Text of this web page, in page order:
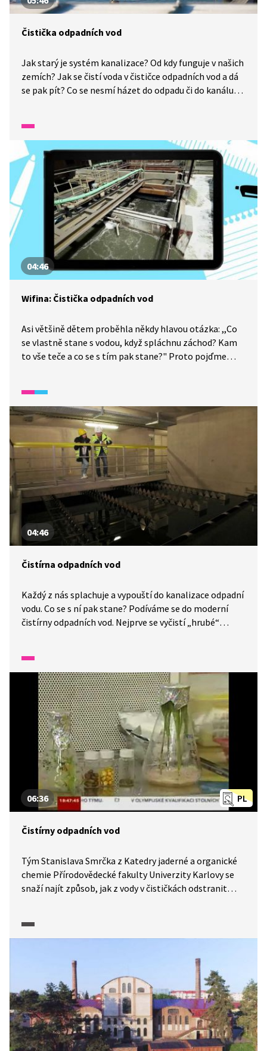
Čistička odpadních vod
Jak starý je systém kanalizace? Od kdy funguje v našich
zemích? Jak se čistí voda v čističce odpadních vod a dá
se pak pít? Co se nesmí házet do odpadu či do kanálu?
04:46
Wifina: Čistička odpadních vod
Asi většině dětem proběhla někdy hlavou otázka: ,,Co
se vlastně stane s vodou, když spláchnu záchod? Kam
to vše teče a co se s tím pak stane?" Proto pojďme
nebo umyjeme nádobí. Také zjistíme, proč nemůže
taková voda jen tak odtéct do řeky a jak taková čistička
vlastně funguje.
04:46
Čistírna odpadních vod
Každý z nás splachuje a vypouští do kanalizace odpadní
vodu. Co se s ní pak stane? Podíváme se do moderní
čistírny odpadních vod. Nejprve se vyčistí „hrubé“
Co se stane s vytříděnými nečistotami?
PL
06:36
Čistírny odpadních vod
Tým Stanislava Smrčka z Katedry jaderné a organické
chemie Přírodovědecké fakulty Univerzity Karlovy se
snaží najít způsob, jak z vody v čističkách odstranit
vypadat čistírny odpadních vod v budoucnosti?